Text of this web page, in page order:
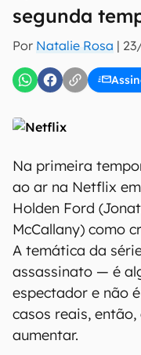
segunda
Por Natalie Rosa |
Uso e Política de
Na primeira
ao ar na Netflix
Holden Ford
McCallany) como
A temática da
assassinato — é
espectador e não
casos reais,
aumentar.